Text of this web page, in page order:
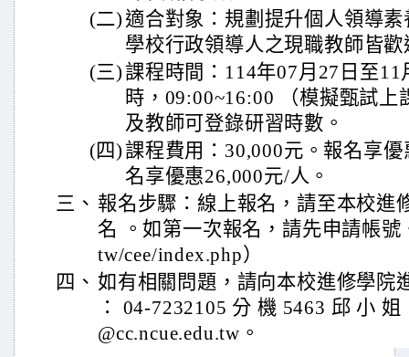
(二) 適合對象：規劃提升個人領導
學校行政領導人之現職教師皆
(三)課程時間：114年07月27日至
時，09:00~16:00 （模擬甄試
及教師可登錄研習時數。
(四)課程費用：30,000元。報名享
名享優惠26,000元/人。
三、 報名步驟：線上報名，請至本校進
名 。如第一次報名，請先申請帳號
tw/cee/index.php）
四、 如有相關問題，請向本校進修學院
： 04-7232105 分 機 5463 邱 小
@cc.ncue.edu.tw。